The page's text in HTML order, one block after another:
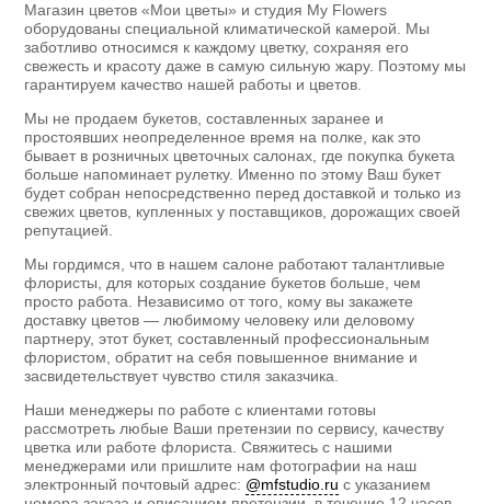
Магазин цветов «Мои цветы» и студия My Flowers
оборудованы специальной климатической камерой. Мы
заботливо относимся к каждому цветку, сохраняя его
свежесть и красоту даже в самую сильную жару. Поэтому мы
гарантируем качество нашей работы и цветов.
Мы не продаем букетов, составленных заранее и
простоявших неопределенное время на полке, как это
бывает в розничных цветочных салонах, где покупка букета
больше напоминает рулетку. Именно по этому Ваш букет
будет собран непосредственно перед доставкой и только из
свежих цветов, купленных у поставщиков, дорожащих своей
репутацией.
Мы гордимся, что в нашем салоне работают талантливые
флористы, для которых создание букетов больше, чем
просто работа. Независимо от того, кому вы закажете
доставку цветов — любимому человеку или деловому
партнеру, этот букет, составленный профессиональным
флористом, обратит на себя повышенное внимание и
засвидетельствует чувство стиля заказчика.
Наши менеджеры по работе с клиентами готовы
рассмотреть любые Ваши претензии по сервису, качеству
цветка или работе флориста. Свяжитесь с нашими
менеджерами или пришлите нам фотографии на наш
электронный почтовый адрес: @mfstudio.ru с указанием